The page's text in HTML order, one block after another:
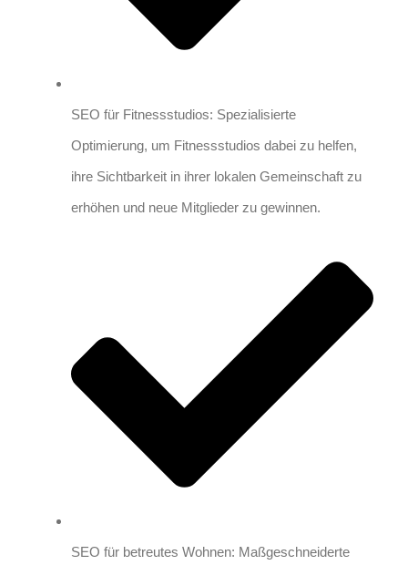
SEO für Fitnessstudios: Spezialisierte
Optimierung, um Fitnessstudios dabei zu helfen,
ihre Sichtbarkeit in ihrer lokalen Gemeinschaft zu
erhöhen und neue Mitglieder zu gewinnen.
SEO für betreutes Wohnen: Maßgeschneiderte